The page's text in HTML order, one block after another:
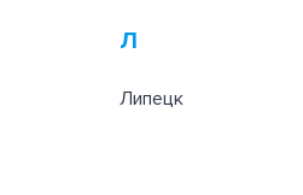
Л
Липецк